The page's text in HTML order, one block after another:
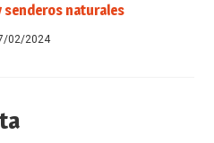
senderos naturales
02/2024